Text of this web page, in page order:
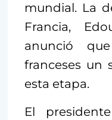
mundial. La
Francia,
anunció
franceses un
esta etapa.
El